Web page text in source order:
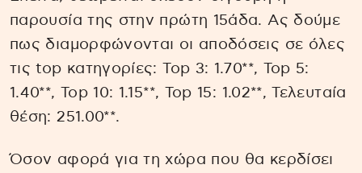
παρουσία της στην πρώτη 15άδα. Ας δούμε
πως διαμορφώνονται οι αποδόσεις σε όλες
τις top κατηγορίες: Top 3: 1.70**, Top 5:
1.40**, Top 10: 1.15**, Top 15: 1.02**, Τελευταία
θέση: 251.00**.
Όσον αφορά για τη χώρα που θα κερδίσει